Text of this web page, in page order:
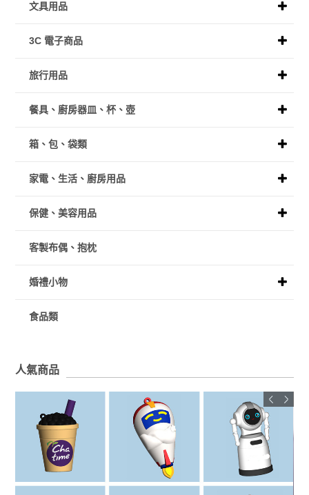
文具用品
3C 電子商品
旅行用品
餐具、廚房器皿、杯、壺
箱、包、袋類
家電、生活、廚房用品
保健、美容用品
客製布偶、抱枕
婚禮小物
食品類
人氣商品